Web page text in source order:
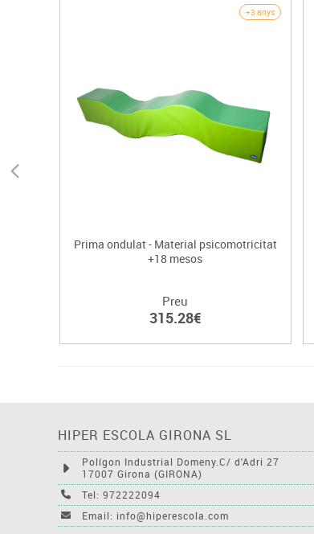
+3 anys
Prima ondulat - Material psicomotricitat
+18 mesos
Preu
315.28€
HIPER ESCOLA GIRONA SL
Polígon Industrial Domeny.C/ d'Adri 27
17007 Girona (GIRONA)
Tel: 972222094
Email: info@hiperescola.com